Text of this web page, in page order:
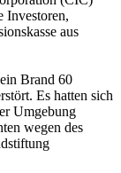
Investoren,
aus
Brand 60
Es hatten sich
Umgebung
wegen des